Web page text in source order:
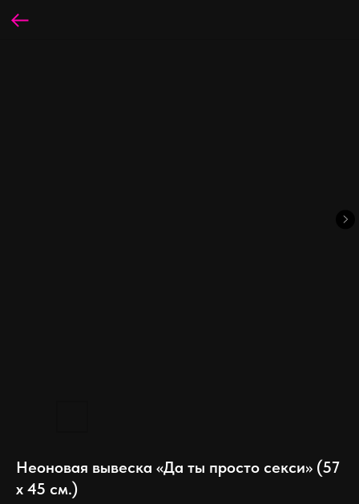
Неоновая вывеска «Да ты просто секси» (57
х 45 см.)